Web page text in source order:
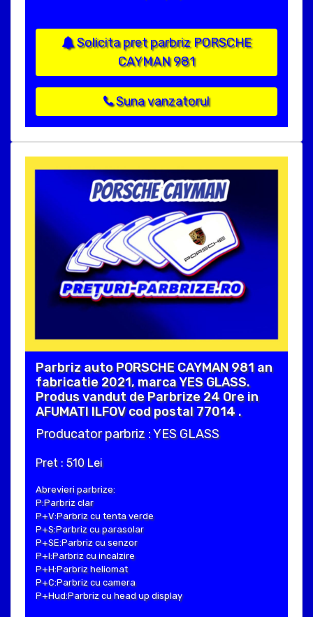
Solicita pret parbriz PORSCHE
CAYMAN 981
Suna vanzatorul
Parbriz auto PORSCHE CAYMAN 981 an
fabricatie 2021, marca YES GLASS.
Produs vandut de Parbrize 24 Ore in
AFUMATI ILFOV cod postal 77014 .
Producator parbriz : YES GLASS
Pret : 510 Lei
Abrevieri parbrize:
P:Parbriz clar
P+V:Parbriz cu tenta verde
P+S:Parbriz cu parasolar
P+SE:Parbriz cu senzor
P+I:Parbriz cu incalzire
P+H:Parbriz heliomat
P+C:Parbriz cu camera
P+Hud:Parbriz cu head up display